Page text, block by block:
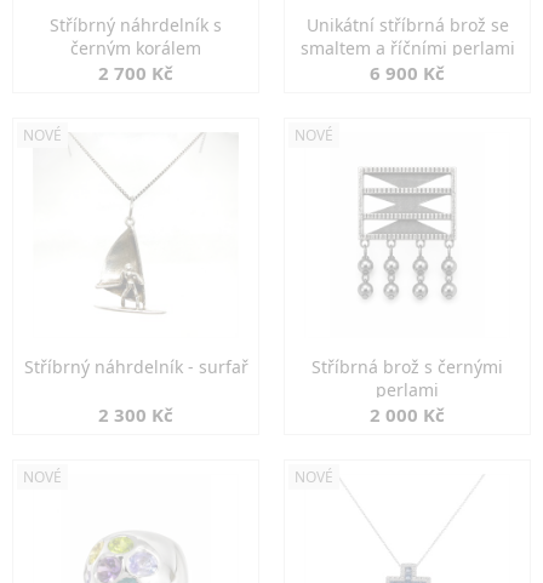
Stříbrný náhrdelník s
černým korálem
2 700 Kč
Unikátní stříbrná brož se
smaltem a říčními perlami
6 900 Kč
NOVÉ
Stříbrný náhrdelník - surfař
2 300 Kč
NOVÉ
Stříbrná brož s černými
perlami
2 000 Kč
NOVÉ NOVÉ